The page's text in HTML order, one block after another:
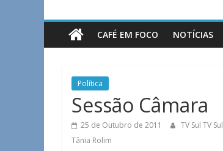
TV
Sul
Notícias
de
Guaxupé
região.
CAFÉ EM FOCO NOTÍCIAS
Política
Sessão Câmara
25 de Outubro de 2011 TV Sul TV Sul
Tânia Rolim